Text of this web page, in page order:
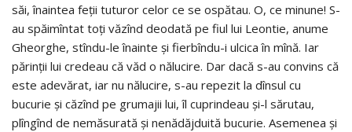
săi, înaintea feţii tuturor celor ce se ospătau. O, ce minune! S-
au spăimîntat toţi văzînd deodată pe fiul lui Leontie, anume
Gheorghe, stîndu-le înainte şi fierbîndu-i ulcica în mînă. Iar
părinţii lui credeau că văd o nălucire. Dar dacă s-au convins că
este adevărat, iar nu nălucire, s-au repezit la dînsul cu
bucurie şi căzînd pe grumajii lui, îl cuprindeau şi-l sărutau,
plîngînd de nemăsurată şi nenădăjduită bucurie. Asemenea şi